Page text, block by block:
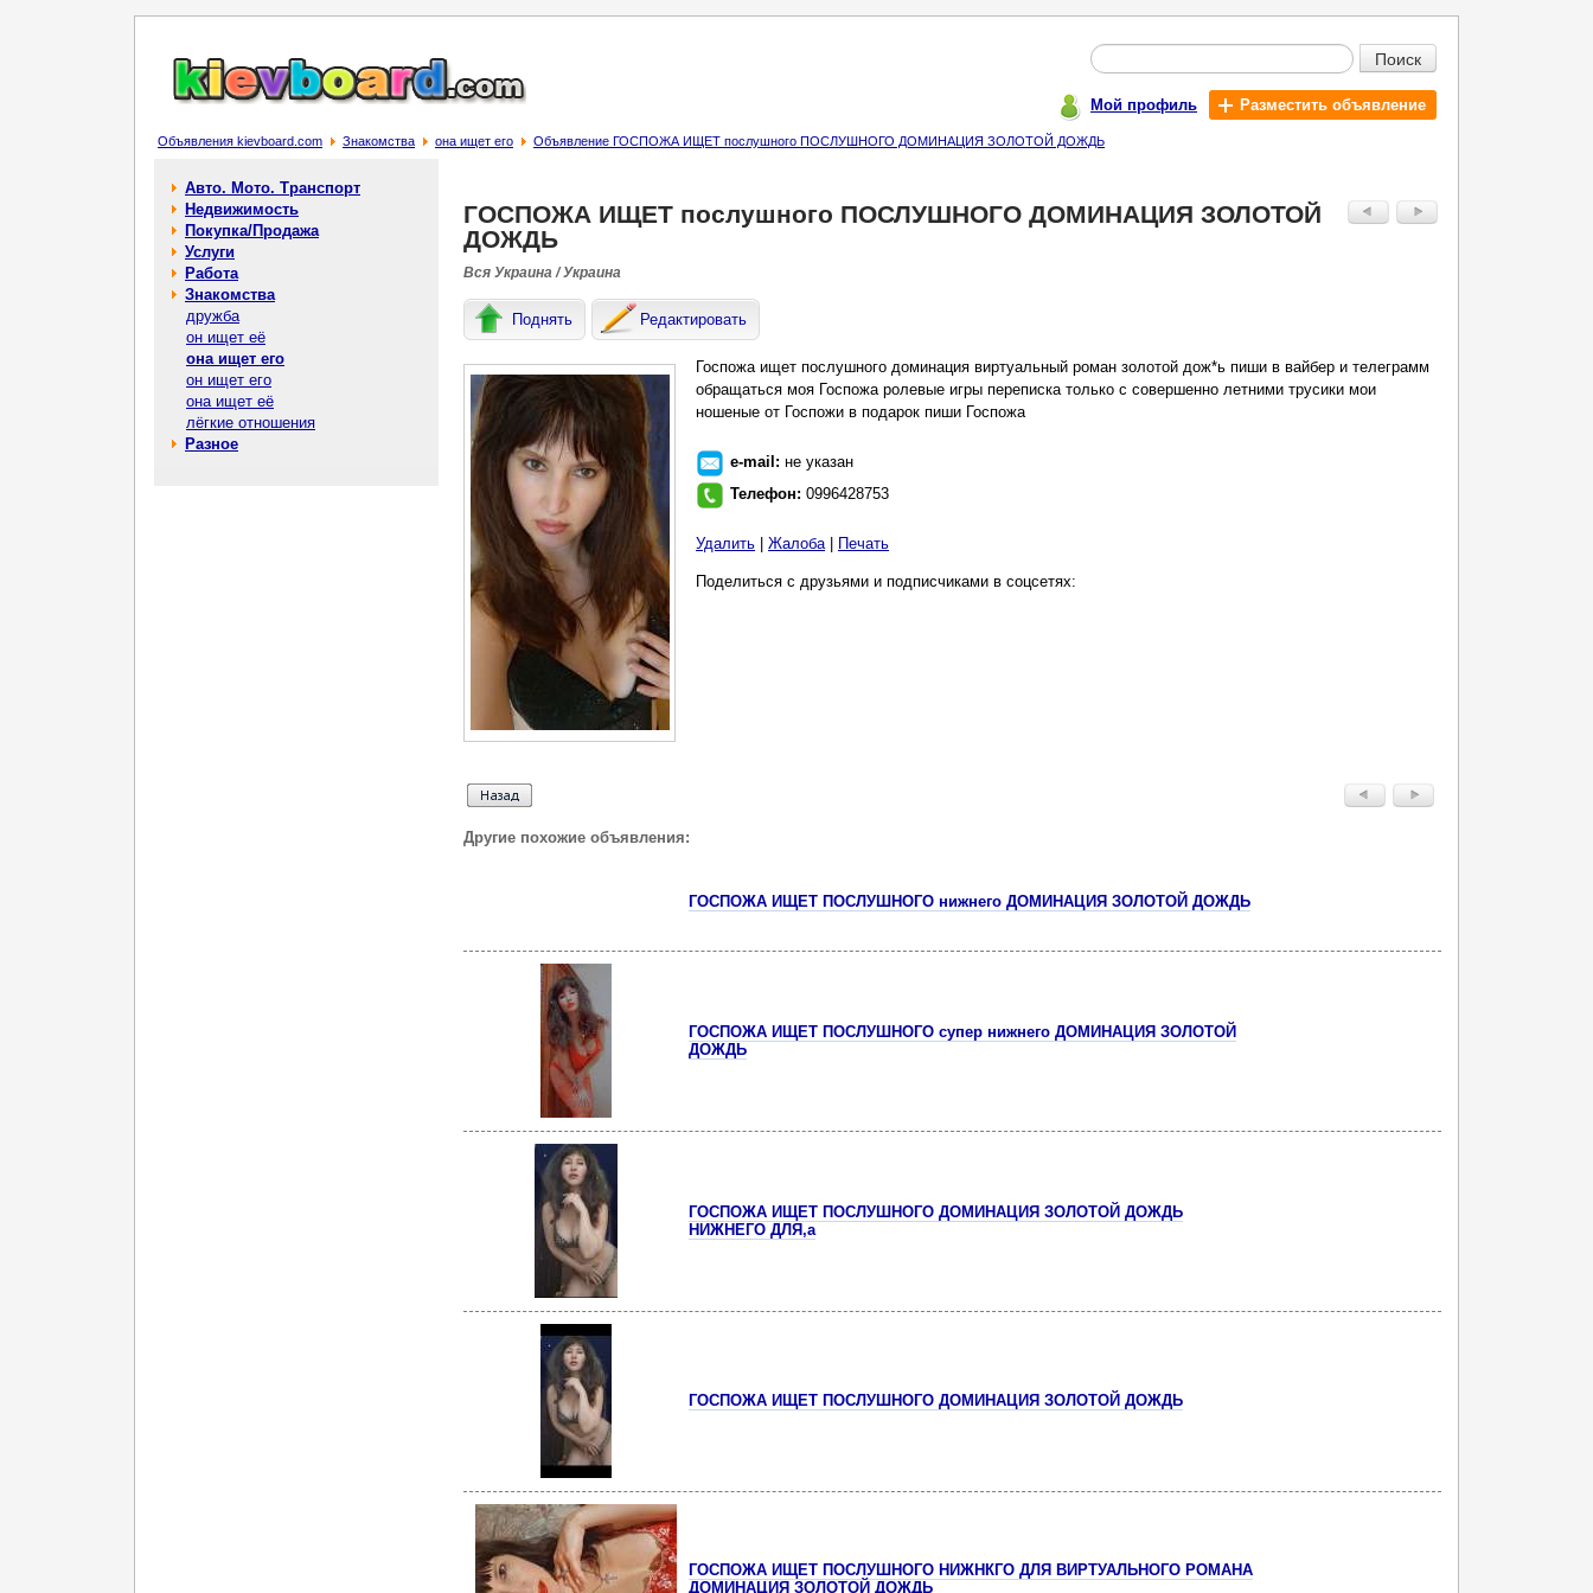
Поиск
Мой профиль Разместить объявление
Объявления kievboard.com Знакомства она ищет его Объявление ГОСПОЖА ИЩЕТ послушного ПОСЛУШНОГО ДОМИНАЦИЯ ЗОЛОТОЙ ДОЖДЬ
Авто. Мото. Транспорт
Недвижимость
Покупка/Продажа
Услуги
Работа
Знакомства
дружба
он ищет её
она ищет его
он ищет его
она ищет её
лёгкие отношения
Разное
ГОСПОЖА ИЩЕТ послушного ПОСЛУШНОГО ДОМИНАЦИЯ ЗОЛОТОЙ
ДОЖДЬ
Вся Украина / Украина
Поднять Редактировать
Госпожа ищет послушного доминация виртуальный роман золотой дож*ь пиши в вайбер и телеграмм
обращаться моя Госпожа ролевые игры переписка только с совершенно летними трусики мои
ношеные от Госпожи в подарок пиши Госпожа
e-mail: не указан
Телефон: 0996428753
Удалить Жалоба| Печать
Поделиться с друзьями и подписчиками в соцсетях:
Другие похожие объявления:
ГОСПОЖА ИЩЕТ ПОСЛУШНОГО нижнего ДОМИНАЦИЯ ЗОЛОТОЙ ДОЖДЬ
ГОСПОЖА ИЩЕТ ПОСЛУШНОГО супер нижнего ДОМИНАЦИЯ ЗОЛОТОЙ
ДОЖДЬ
ГОСПОЖА ИЩЕТ ПОСЛУШНОГО ДОМИНАЦИЯ ЗОЛОТОЙ ДОЖДЬ
НИЖНЕГО ДЛЯ,а
ГОСПОЖА ИЩЕТ ПОСЛУШНОГО ДОМИНАЦИЯ ЗОЛОТОЙ ДОЖДЬ
ГОСПОЖА ИЩЕТ ПОСЛУШНОГО НИЖНКГО ДЛЯ ВИРТУАЛЬНОГО РОМАНА
ДОМИНАЦИЯ ЗОЛОТОЙ ДОЖДЬ